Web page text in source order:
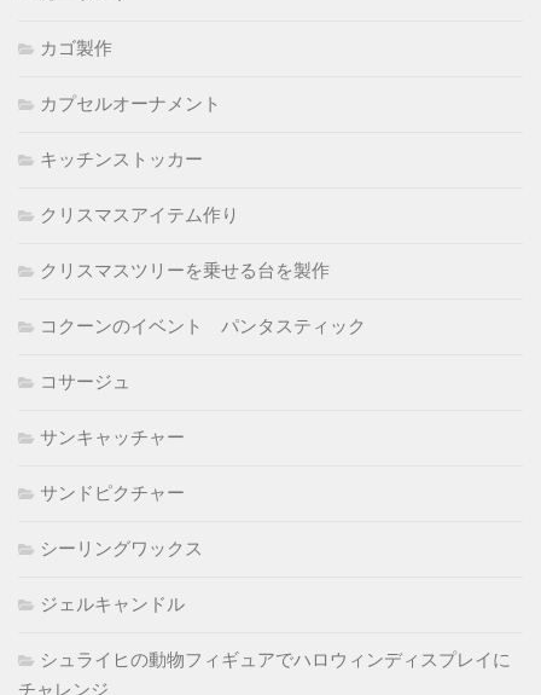
カゴ製作
カプセルオーナメント
キッチンストッカー
クリスマスアイテム作り
クリスマスツリーを乗せる台を製作
コクーンのイベント パンタスティック
コサージュ
サンキャッチャー
サンドピクチャー
シーリングワックス
ジェルキャンドル
シュライヒの動物フィギュアでハロウィンディスプレイに
チャレンジ